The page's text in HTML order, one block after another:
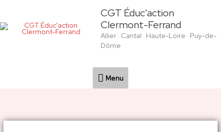
contenu
CGT Éduc'action
Clermont-Ferrand
Allier · Cantal · Haute-Loire · Puy-de-
Dôme
Menu
Menu